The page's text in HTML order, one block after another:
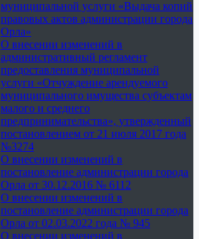
муниципальной услуги «Выдача копий
правовых актов администрации города
Орла»
О внесении изменений в
административный регламент
предоставления муниципальной
услуги «Отчуждение арендуемого
муниципального имущества субъектам
малого и среднего
предпринимательства», утвержденный
постановлением от 21 июля 2017 года
№3274
О внесении изменений в
постановление администрации города
Орла от 30.12.2016 № 6112
О внесении изменений в
постановление администрации города
Орла от 02.03.2022 года № 945
О внесении изменений в